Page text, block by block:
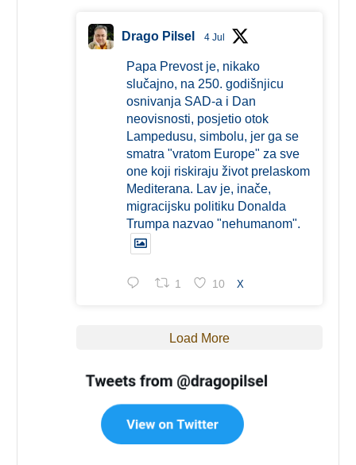
Drago Pilsel 4 Jul
Papa Prevost je, nikako
slučajno, na 250. godišnjicu
osnivanja SAD-a i Dan
neovisnosti, posjetio otok
Lampedusu, simbolu, jer ga se
smatra "vratom Europe" za sve
one koji riskiraju život prelaskom
Mediterana. Lav je, inače,
migracijsku politiku Donalda
Trumpa nazvao "nehumanom".
1 10 X
Load More